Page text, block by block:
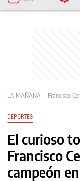
LA MAÑANA Francisco
DEPORTES
El curioso
Francisco
campeón